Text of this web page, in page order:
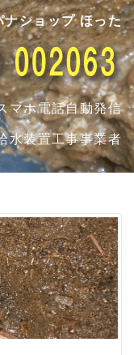
ナショップ ほった
マホ電話自動発信
水装置工事事業者